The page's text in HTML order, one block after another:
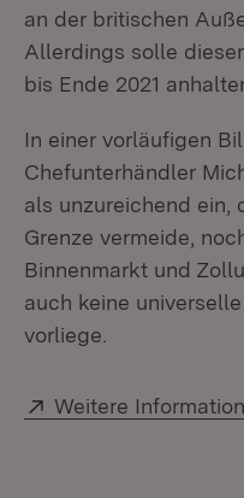
an der britischen
Allerdings solle
bis Ende 2021
In einer vorläufigen
Chefunterhändler
als unzureichend ein,
Grenze vermeide,
Binnenmarkt und
auch keine
vorliege.
Extern:
Weitere